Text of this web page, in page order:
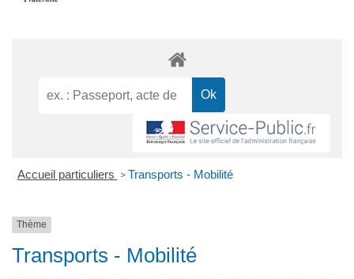
Accueil particuliers > Transports - Mobilité
Thème
Transports - Mobilité